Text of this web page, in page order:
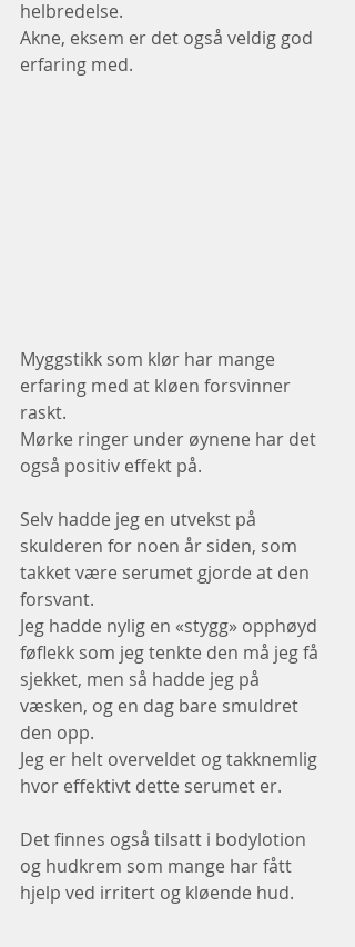
helbredelse.
Akne, eksem er det også veldig god
erfaring med.
Myggstikk som klør har mange
erfaring med at kløen forsvinner
raskt.
Mørke ringer under øynene har det
også positiv effekt på.
Selv hadde jeg en utvekst på
skulderen for noen år siden, som
takket være serumet gjorde at den
forsvant.
Jeg hadde nylig en «stygg» opphøyd
føflekk som jeg tenkte den må jeg få
sjekket, men så hadde jeg på
væsken, og en dag bare smuldret
den opp.
Jeg er helt overveldet og takknemlig
hvor effektivt dette serumet er.
Det finnes også tilsatt i bodylotion
og hudkrem som mange har fått
hjelp ved irritert og kløende hud.